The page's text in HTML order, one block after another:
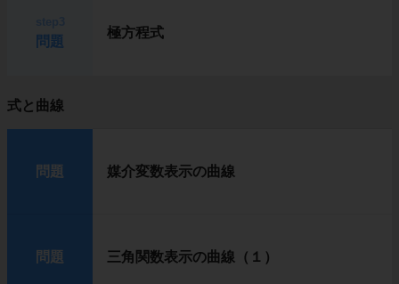
問題
極方程式
式と曲線
問題 媒介変数表示の曲線
問題 三角関数表示の曲線（１）